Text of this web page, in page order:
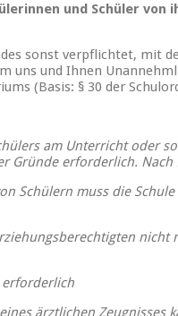
und Schüler
sonst verpflichtet, mit
uns und Ihnen
(Basis: § 30 der
am Unterricht oder
Gründe erforderlich.
Schülern muss die
erforderlich
ärztlichen Zeugnisses